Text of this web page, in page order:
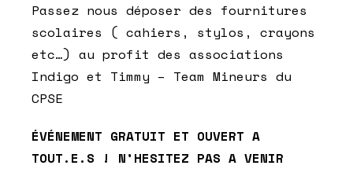
Passez nous déposer des fournitures
scolaires ( cahiers, stylos, crayons
etc…) au profit des associations
Indigo et Timmy – Team Mineurs du
CPSE
ÉVÉNEMENT GRATUIT ET OUVERT A
TOUT.E.S ! N’HESITEZ PAS A VENIR